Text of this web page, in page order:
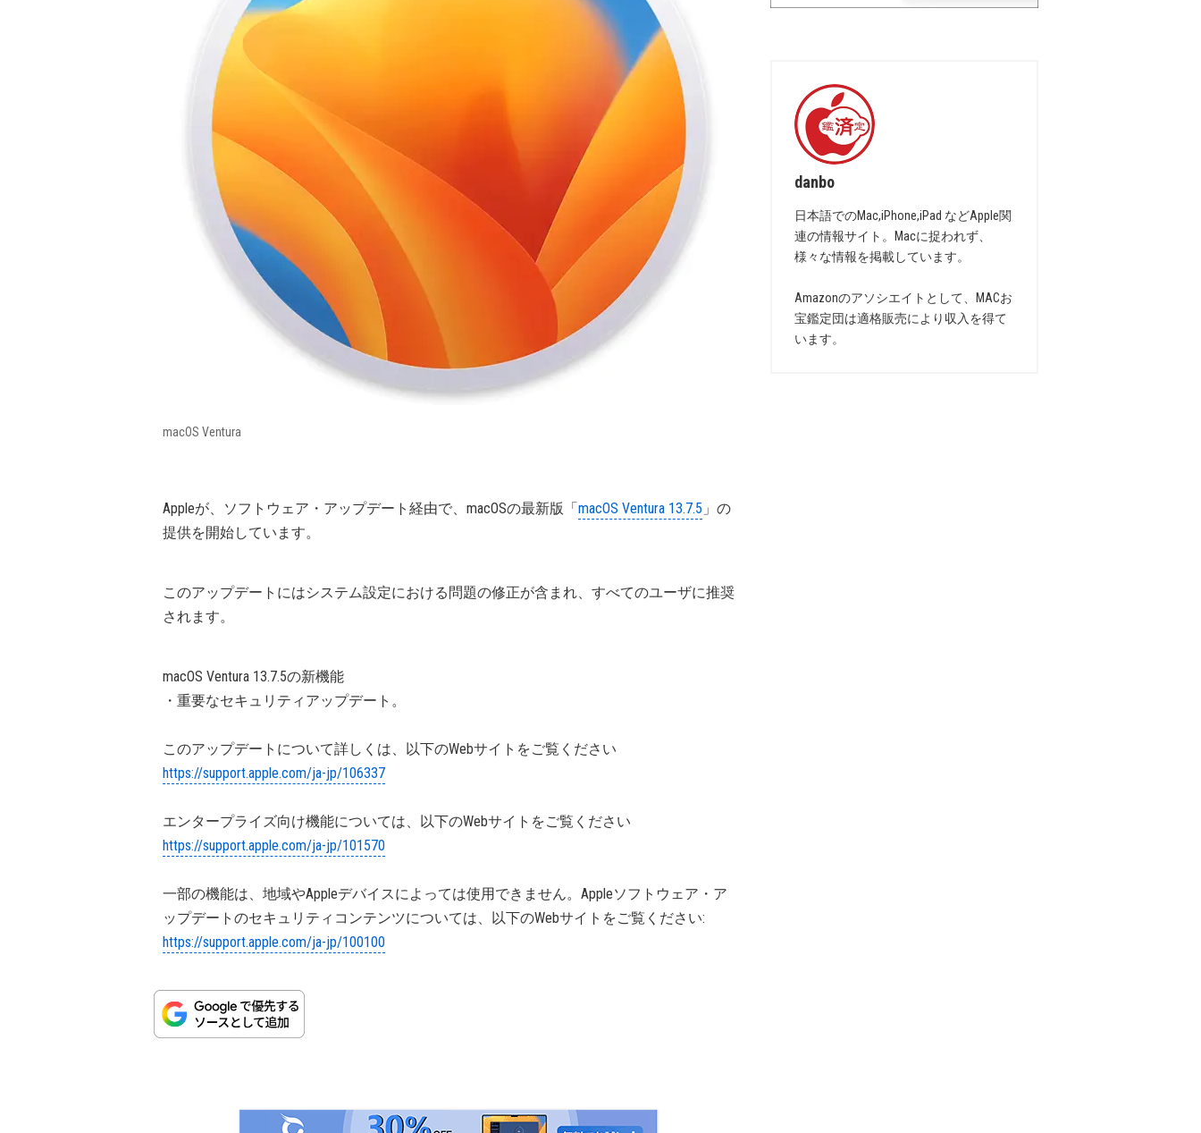
macOS Ventura
Appleが、ソフトウェア・アップデート経由で、macOSの最新版「macOS Ventura 13.7.5 」の
提供を開始しています。
このアップデートにはシステム設定における問題の修正が含まれ、すべてのユーザに推奨
されます。
macOS Ventura 13.7.5の新機能
・重要なセキュリティアップデート。
このアップデートについて詳しくは、以下のWebサイトをご覧ください
https://support.apple.com/ja-jp/106337
エンタープライズ向け機能については、以下のWebサイトをご覧ください
https://support.apple.com/ja-jp/101570
一部の機能は、地域やAppleデバイスによっては使用できません。Appleソフトウェア・ア
ップデートのセキュリティコンテンツについては、以下のWebサイトをご覧ください:
https://support.apple.com/ja-jp/100100
danbo
日本語でのMac,iPhone,iPad などApple関
連の情報サイト。Macに捉われず、
様々な情報を掲載しています。
Amazonのアソシエイトとして、MACお
宝鑑定団は適格販売により収入を得て
います。